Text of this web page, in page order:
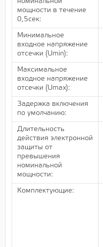
мощности в течение
0,5сек:
Минимальное
входное напряжение
отсечки (Umin):
Максимальное
входное напряжение
отсечки (Umax):
Задержка включения
по умолчанию:
Длительность
действия электронной
защиты от
превышения
номинальной
мощности:
Комплектующие: